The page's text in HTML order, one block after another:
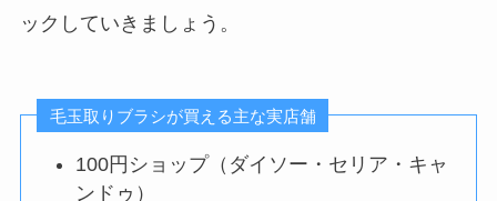
ックしていきましょう。
毛玉取りブラシが買える主な実店舗
100円ショップ（ダイソー・セリア・キャ
ンドゥ）